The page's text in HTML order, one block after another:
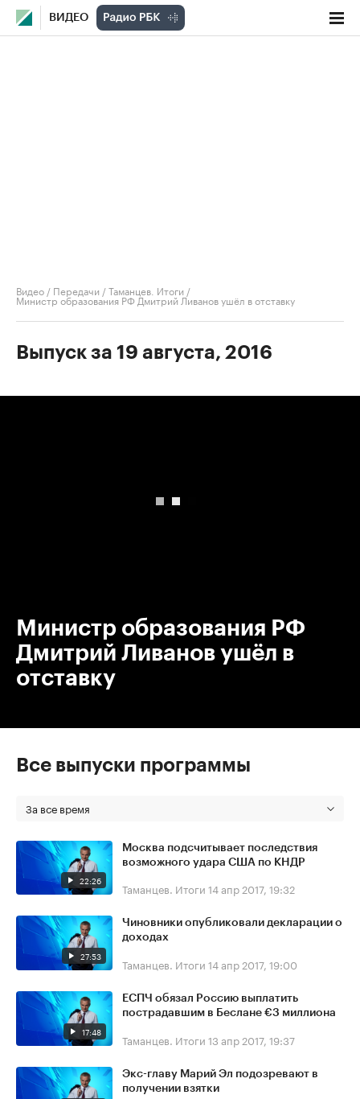
ВИДЕО
Видео / Передачи /Таманцев. Итоги /
Министр образования РФ Дмитрий Ливанов ушёл в отставку
Выпуск за 19 августа, 2016
Министр образования РФ
Дмитрий Ливанов ушёл в
отставку
Все выпуски программы
За все время
22:26
Москва подсчитывает последствия
возможного удара США по КНДР
Таманцев. Итоги 14 апр 2017, 19:32
27:53
Чиновники опубликовали декларации о
доходах
Таманцев. Итоги 14 апр 2017, 19:00
17:48
ЕСПЧ обязал Россию выплатить
пострадавшим в Беслане €3 миллиона
Таманцев. Итоги 13 апр 2017, 19:37
Экс-главу Марий Эл подозревают в
получении взятки